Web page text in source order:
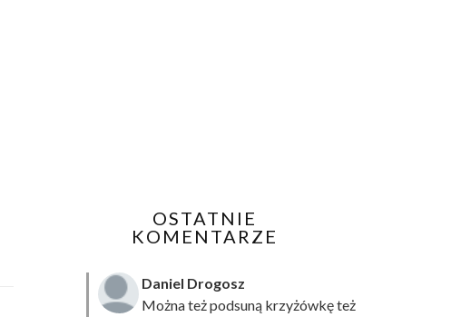
OSTATNIE
KOMENTARZE
Daniel Drogosz
Można też podsuną krzyżówkęteż